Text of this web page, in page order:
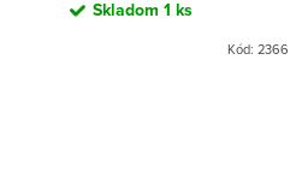
Skladom 1 ks
Kód: 2366